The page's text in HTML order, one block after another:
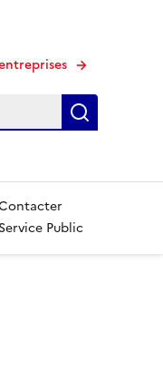
Service Public